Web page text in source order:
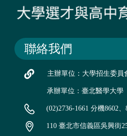
聯絡我們
主辦單位：大學招生委員
承辦單位：臺北醫學大學
(02)2736-1661 分機8602、
110 臺北市信義區吳興街